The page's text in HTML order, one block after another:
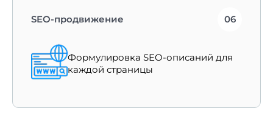
SEO-продвижение 06
Формулировка SEO-описаний для
каждой страницы